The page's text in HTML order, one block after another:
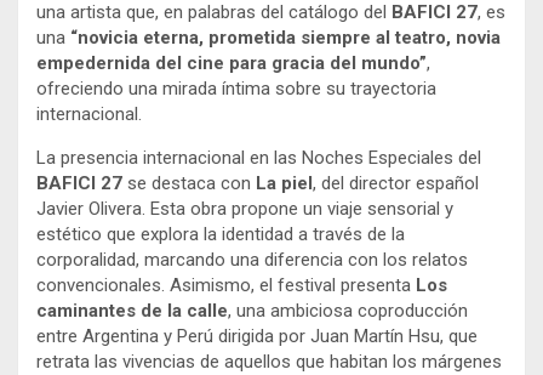
una artista que, en palabras del catálogo del
BAFICI 27, es
una “novicia eterna, prometida siempre al teatro, novia
empedernida del cine para gracia del mundo”,
ofreciendo una mirada íntima sobre su trayectoria
internacional.
La presencia internacional en las Noches Especiales del
BAFICI 27 se destaca con La piel , del director español
Javier Olivera. Esta obra propone un viaje sensorial y
estético que explora la identidad a través de la
corporalidad, marcando una diferencia con los relatos
convencionales. Asimismo, el festival presenta Los
caminantes de la calle, una ambiciosa coproducción
entre Argentina y Perú dirigida por Juan Martín Hsu, que
retrata las vivencias de aquellos que habitan los márgenes